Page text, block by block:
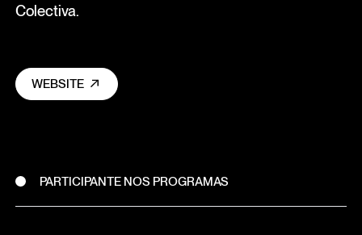
Colectiva.
WEBSITE
PARTICIPANTE NOS PROGRAMAS